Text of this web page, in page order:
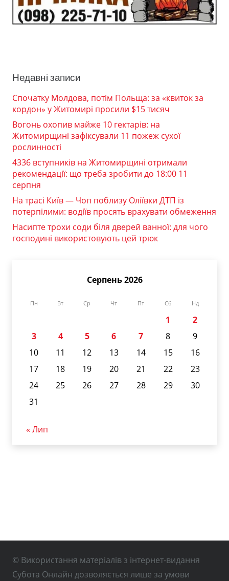
Недавні записи
Спочатку Молдова, потім Польща: за «квиток за
кордон» у Житомирі просили $15 тисяч
Вогонь охопив майже 10 гектарів: на
Житомирщині зафіксували 11 пожеж сухої
рослинності
4336 вступників на Житомирщині отримали
рекомендації: що треба зробити до 18:00 11
серпня
На трасі Київ — Чоп поблизу Оліївки ДТП із
потерпілими: водіїв просять врахувати обмеження
Насипте трохи соди біля дверей ванної: для чого
господині використовують цей трюк
Серпень 2026
Пн Вт Ср Чт Пт Сб Нд
1
2
3
4 5 6 7 8
9
10
11 12 13 14 15
16
17
18 19 20 21 22
23
24
25 26 27 28 29
30
31
« Лип
© Використання матеріалів з інтернет-видання
Субота Онлайн дозволяється лише за умови